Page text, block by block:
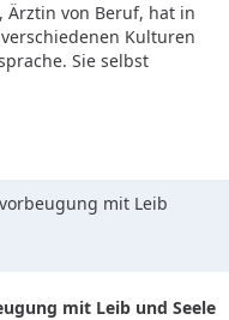
Ärztin von Beruf, hat in
Kulturen
Sie selbst
mit Leib
mit Leib und Seele